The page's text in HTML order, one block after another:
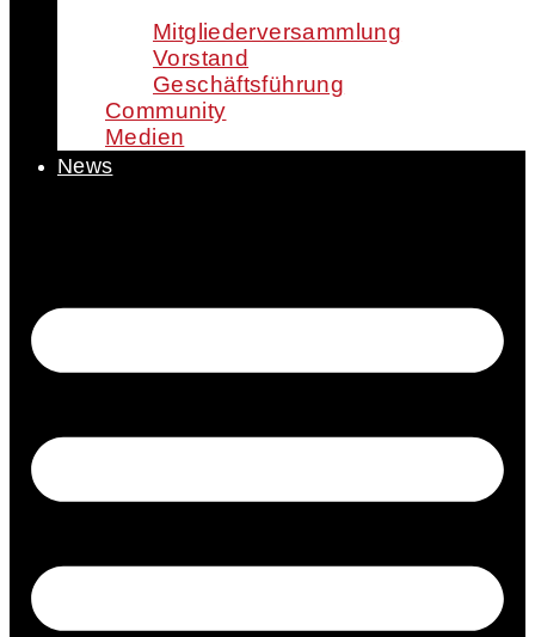
Mitgliederversammlung
Vorstand
Geschäftsführung
Community
Medien
News